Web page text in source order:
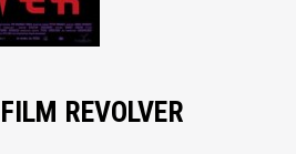
REVOLVER